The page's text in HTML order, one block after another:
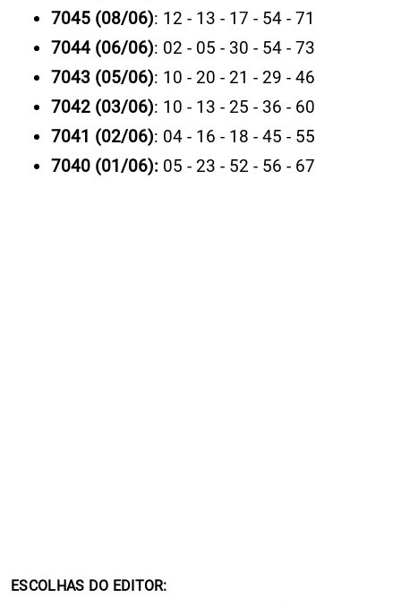
7045 (08/06): 12 - 13 - 17 - 54 - 71
7044 (06/06): 02 - 05 - 30 - 54 - 73
7043 (05/06): 10 - 20 - 21 - 29 - 46
7042 (03/06): 10 - 13 - 25 - 36 - 60
7041 (02/06): 04 - 16 - 18 - 45 - 55
7040 (01/06): 05 - 23 - 52 - 56 - 67
ESCOLHAS DO EDITOR